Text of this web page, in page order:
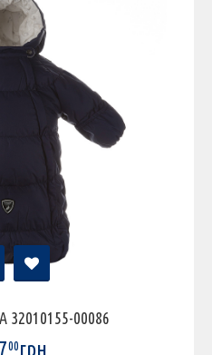
32010155-00086
00грн